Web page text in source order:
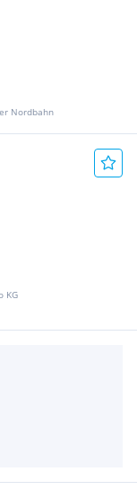
Nordbahn
KG